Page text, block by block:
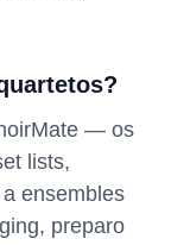
— os
lists,
ensembles
preparo